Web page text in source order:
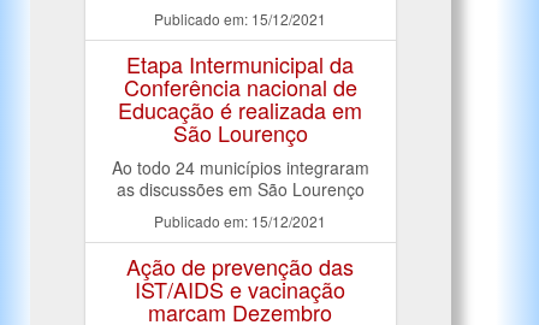
Publicado em: 15/12/2021
Etapa Intermunicipal da
Conferência nacional de
Educação é realizada em
São Lourenço
Ao todo 24 municípios integraram
as discussões em São Lourenço
Publicado em: 15/12/2021
Ação de prevenção das
IST/AIDS e vacinação
marcam Dezembro